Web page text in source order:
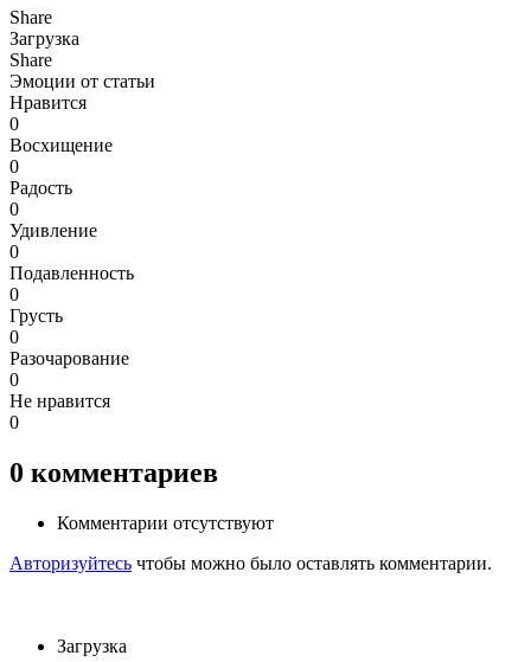
Share
Загрузка
Share
Эмоции от статьи
Нравится
0
Восхищение
0
Радость
0
Удивление
0
Подавленность
0
Грусть
0
Разочарование
0
Не нравится
0
0 комментариев
Комментарии отсутствуют
Авторизуйтесь чтобы можно было оставлять комментарии.
Загрузка